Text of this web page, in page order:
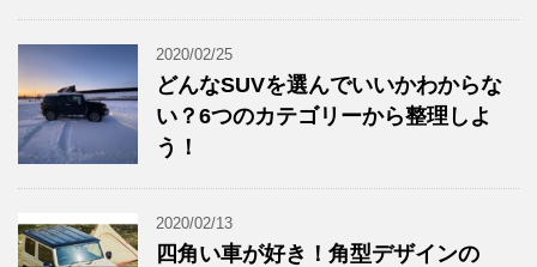
2020/02/25
どんなSUVを選んでいいかわからな
い？6つのカテゴリーから整理しよ
う！
2020/02/13
四角い車が好き！角型デザインの